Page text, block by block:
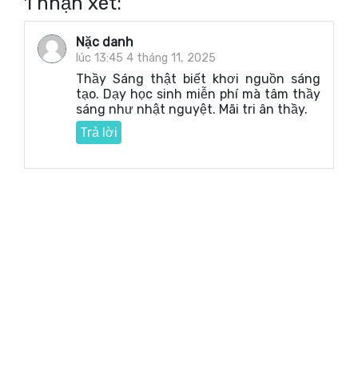
Nặc danh
lúc 13:45 4 tháng 11, 2025
Thầy Sáng thật biết khơi nguồn sáng
tạo. Dạy học sinh miễn phí mà tâm thầy
sáng như nhật nguyệt. Mãi tri ân thầy.
Trả lời